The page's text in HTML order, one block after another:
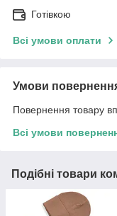
Готівкою
Всі умови оплати
Умови
Повернення товару
Всі умови
Подібні товари